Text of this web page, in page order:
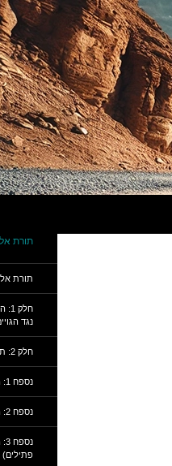
תורת
תורת
נגד
חלק 2: תכנית הישועה הכוזבת
נספח 1: המיתוס של 613 המצוות
נספח 2: המילה והנוצרי
פתילים)